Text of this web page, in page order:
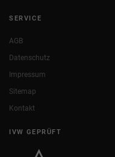
SERVICE
AGB
Datenschutz
Impressum
Sitemap
Kontakt
IVW GEPRÜFT